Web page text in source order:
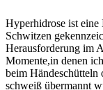
Hyperhidrose ist ‌eine
Schwitzen⁤
Herausforderung im
⁤Momente,in denen
beim⁢ Händeschütteln
schweiß übermannt